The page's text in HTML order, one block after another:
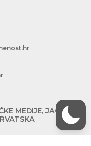
MEDIJE, JAGIĆEVA